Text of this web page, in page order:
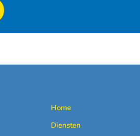
Home
Diensten